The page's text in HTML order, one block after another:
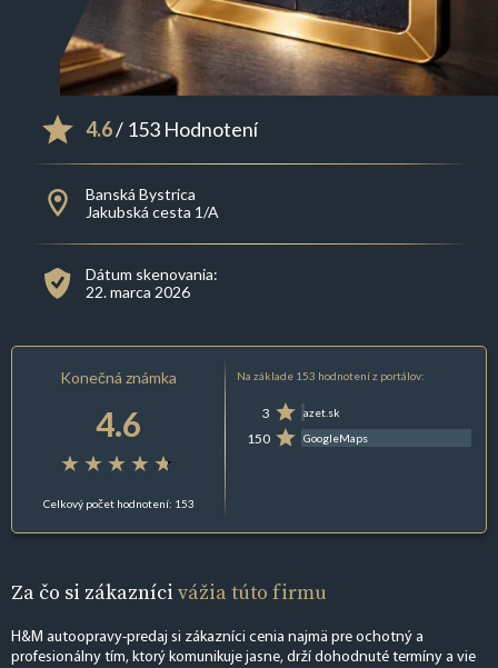
4.6/ 153 Hodnotení
Banská Bystrica
Jakubská cesta 1/A
Dátum skenovania:
22. marca 2026
Konečná známka
4.6
Celkový počet hodnotení: 153
Na základe 153 hodnotení z portálov:
3 azet.sk
150 GoogleMaps
Za čo si zákazníci vážia túto firmu
H&M autoopravy-predaj si zákazníci cenia najmä pre ochotný a
profesionálny tím, ktorý komunikuje jasne, drží dohodnuté termíny a vie